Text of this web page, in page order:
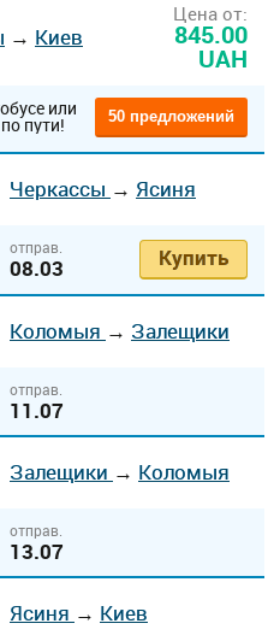
→ Киев
Цена от:
845.00
UAH
или
пути! 50 предложений
Черкассы → Ясиня
отправ.
08.03 Купить
Коломыя → Залещики
отправ.
11.07
Залещики → Коломыя
отправ.
13.07
Ясиня → Киев